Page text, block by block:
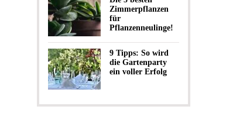
Zimmerpflanzen
für
Pflanzenneulinge!
9 Tipps: So wird
die Gartenparty
ein voller Erfolg